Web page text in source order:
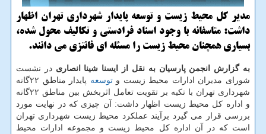
مدیر کل محیط زیست و توسعه پایدار شهرداری تهران اظهار
داشت: متاسفانه با وجود اسناد فرادستی و تکالیف محول شده،
بسیاری همچنان محیط زیست را مسئله ای فانتزی می دانند.
به گزارش انجمن پارسیان به نقل از ایسنا شینا انصاری در نشست
شورای مدیران ادارات محیط زیست وتوسعه
پایدار مناطق ۲۲گانه
شهرداری تهران با تکیه بر تقویت تعامل اثربخش بین مناطق ۲۲گانه
و اداره کل محیط زیست اظهار داشت: آن چیزی که در نهایت مورد
بررسی قرار می گیرد برآیند عملکرد محیط زیست شهرداری تهران
است که در آن اداره کل محیط زیست و مجموعه ادارات محیط